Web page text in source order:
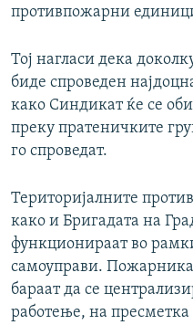
противпожарни
Тој нагласи дека
биде спроведен
како Синдикат ќе се
преку пратеничките
го спроведат.
Територијалните
како и Бригадата на
функционираат во
самоуправи.
бараат да се
работење, на пресметка